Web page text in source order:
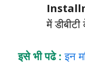
में
इसे भी पढे : इन